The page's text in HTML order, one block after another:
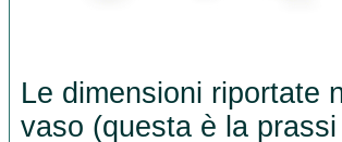
Le dimensioni riportate
vaso (questa è la